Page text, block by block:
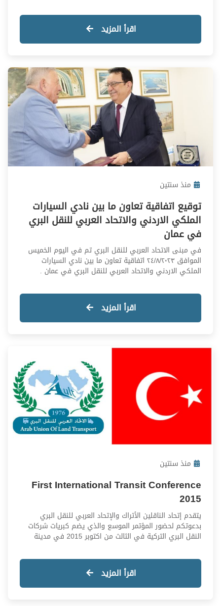
رقمية متقدمة تعزز الكفاءة، الحوكمة، وإدارة المخاطر، بدعم
من اتحاد النقل العربي وجامعة الدول العربية وبشراكة تنفيذية
من وكالة سوان لإدارة التأمين (سيما).
اقرأ المزيد
منذ سنتين
توقيع اتفاقية تعاون ما بين نادي السيارات
الملكي الاردني والاتحاد العربي للنقل البري
في عمان
في مبنى الاتحاد العربي للنقل البري تم في اليوم الخميس
الموافق ٢٤/٨/٢٠٢٣ اتفاقية تعاون ما بين نادي السيارات
الملكي الاردني والاتحاد العربي للنقل البري في عمان .
مجال التدريب والتنسيق وعمل الدورات المتخصصة في قطاع
النقل (CPC) ويتمثل دور الاتحاد في الاشراف وفحص
المشاركين في هذه الدورات واعتماد الشهادات بالتعاون مع
الاتفاقية التعاون في
اقرأ المزيد
منذ سنتين
First International Transit Conference
2015
يتقدم إتحاد الناقلين الأتراك والإتحاد العربي للنقل البري
بدعوتكم لحضور المؤتمر الموسع والذي يضم كبريات شركات
النقل البري التركية في الثالث من اكتوبر 2015 في مدينة
اقرأ المزيد
النقل من خلال تشغيلها حافلات
ذاتية القيادة وأخرى حافلات
كهربائية صديقة للبيئة
أعلنت شركة "سابتكو" عن شراكاتها مع
كبرى الشركات العالمية لتشغيل حافلات
المدن في منطقة الخليج، في خطوة
تجسد التزامها بالابتكار وتقديم حلول نقل
مستدامة ومتطورة.
منذ سنة واحدة